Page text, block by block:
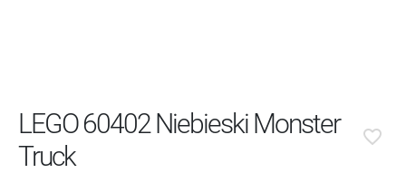
LEGO 60402 Niebieski Monster
Truck
favorite_border